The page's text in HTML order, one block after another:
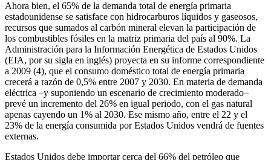
Ahora bien, el 65% de la demanda total de energía primaria
estadounidense se satisface con hidrocarburos líquidos y gaseosos,
recursos que sumados al carbón mineral elevan la participación de
los combustibles fósiles en la matriz primaria del país al 90%. La
Administración para la Información Energética de Estados Unidos
(EIA, por su sigla en inglés) proyecta en su informe correspondiente
a 2009 (4), que el consumo doméstico total de energía primaria
crecerá a razón de 0,5% entre 2007 y 2030. En materia de demanda
eléctrica –y suponiendo un escenario de crecimiento moderado–
prevé un incremento del 26% en igual periodo, con el gas natural
apenas cayendo un 1% al 2030. Ese mismo año, entre el 22 y el
23% de la energía consumida por Estados Unidos vendrá de fuentes
externas.
Estados Unidos debe importar cerca del 66% del petróleo que